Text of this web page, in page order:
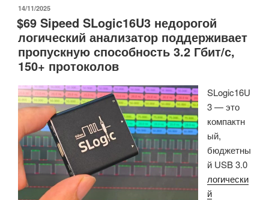
2.0
оснащён
ESP32-
S3
подключения
по
Wi-
Fi
Bluetooth
(Краудфандинг)»
ОПУБЛИКОВАНО
14/11/2025
$69 Sipeed SLogic16U3 недорогой
логический анализатор поддерживает
пропускную способность 3.2 Гбит/с,
150+ протоколов
SLogic16U
3 — это
компактн
ый,
бюджетны
й USB 3.0
логически
й